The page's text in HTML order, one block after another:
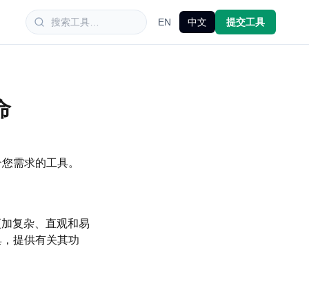
EN 中文 提交工具
需求的工具。
复杂、直观和易
提供有关其功